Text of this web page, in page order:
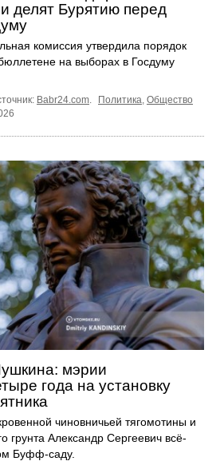
делят Бурятию перед
комиссия утвердила порядок
на выборах в Госдуму
Babr24.com. Политика, Общество
мэрии
года на установку
чиновничьей тягомотины и
грунта Александр Сергеевич всё-
Буфф-саду.